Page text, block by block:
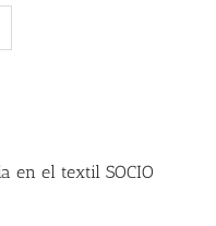
en el textil SOCIO